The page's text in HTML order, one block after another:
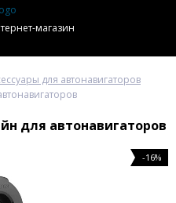
магазин
для автонавигаторов
для автонавигаторов
-16%